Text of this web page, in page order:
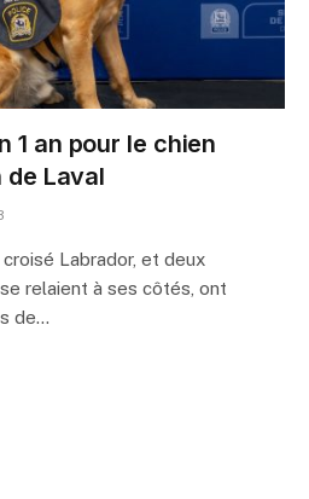
1 an pour le chien
de Laval
Labrador, et deux
relaient à ses côtés, ont
de…